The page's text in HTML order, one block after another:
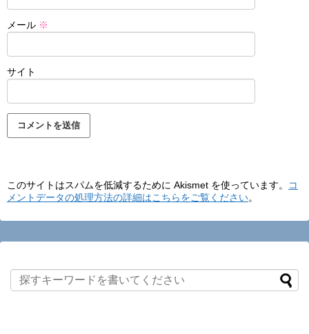
メール ※
サイト
このサイトはスパムを低減するために Akismet を使っています。
コ
メントデータの処理方法の詳細はこちらをご覧ください。